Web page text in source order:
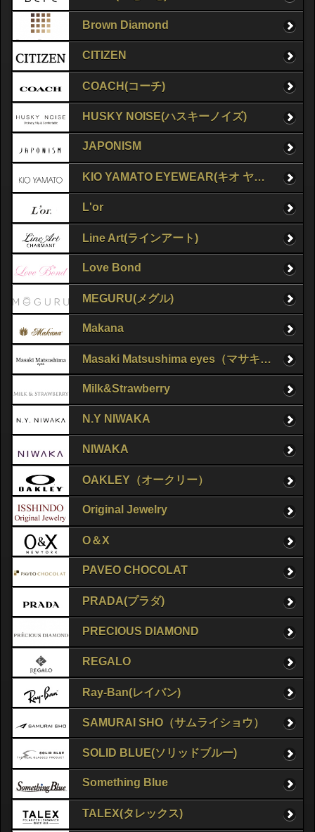
Brown Diamond
CITIZEN
COACH(コーチ)
HUSKY NOISE(ハスキーノイズ)
JAPONISM
KIO YAMATO EYEWEAR(キオ ヤマト アイウェア)
L'or
Line Art(ラインアート)
Love Bond
MEGURU(メグル)
Makana
Masaki Matsushima eyes（マサキマツシマ）
Milk&Strawberry
N.Y NIWAKA
NIWAKA
OAKLEY（オークリー）
Original Jewelry
O＆X
PAVEO CHOCOLAT
PRADA(プラダ)
PRECIOUS DIAMOND
REGALO
Ray-Ban(レイバン)
SAMURAI SHO（サムライショウ）
SOLID BLUE(ソリッドブルー)
Something Blue
TALEX(タレックス)